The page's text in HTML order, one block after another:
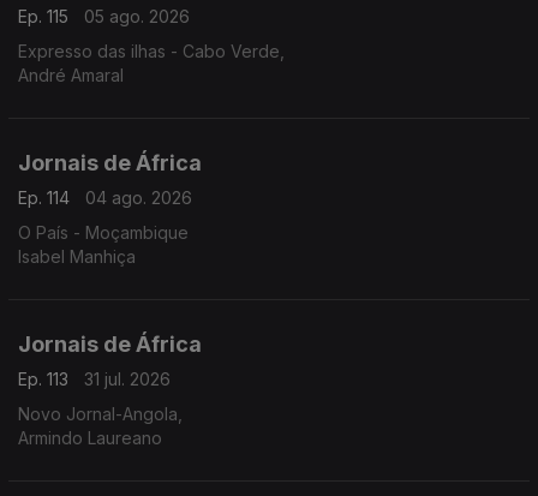
Ep. 115
05 ago. 2026
Expresso das ilhas - Cabo Verde,
André Amaral
Jornais de África
Ep. 114
04 ago. 2026
O País - Moçambique
Isabel Manhiça
Jornais de África
Ep. 113
31 jul. 2026
Novo Jornal-Angola,
Armindo Laureano